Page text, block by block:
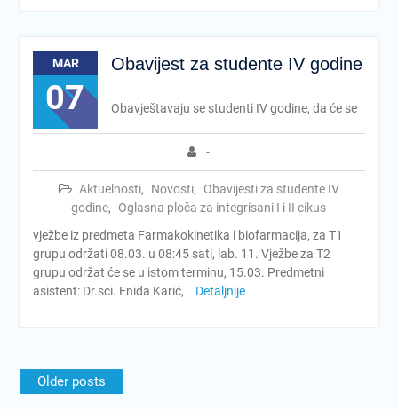
MAR
07
Obavijest za studente IV godine
-
Aktuelnosti, Novosti,
Obavijesti za studente IV
godine, Oglasna ploča za integrisani I i II cikus
Obavještavaju se studenti IV godine, da će se
vježbe iz predmeta Farmakokinetika i biofarmacija, za T1
grupu održati 08.03. u 08:45 sati, lab. 11. Vježbe za T2
grupu održat će se u istom terminu, 15.03. Predmetni
asistent: Dr.sci. Enida Karić,
Detaljnije
Posts
navigation
Older posts